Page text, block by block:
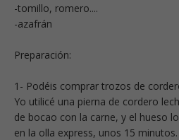
-tomillo, romero....
-azafrán
Preparación:
1- Podéis comprar trozos de
Yo utilicé una pierna de cordero
de bocao con la carne, y el hueso
en la olla express, unos 15